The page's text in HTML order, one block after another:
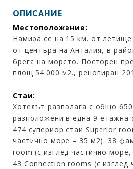
ОПИСАНИЕ
Местоположение:
Намира се на 15 км. от
от центъра на Анталия, в
брега на морето. Посторен
площ 54.000 м2., реновиран
Стаи:
Хотелът разполага с общо 650
разположени в една 9-етажна
474 супериор стаи Superior
частично море – 35 м2). 38
room (с изглед частично
43 Connection rooms (с изглед